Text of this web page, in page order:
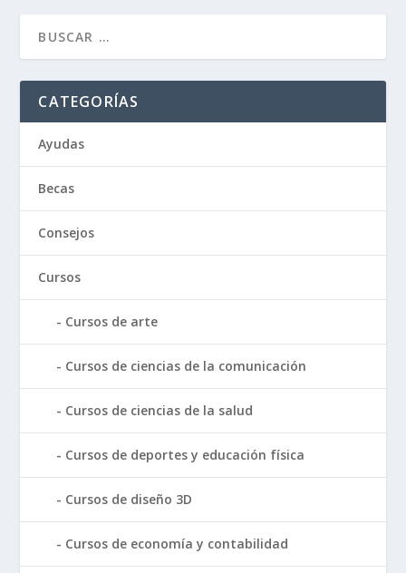
CATEGORÍAS
Ayudas
Becas
Consejos
Cursos
Cursos de arte
Cursos de ciencias de la comunicación
Cursos de ciencias de la salud
Cursos de deportes y educación física
Cursos de diseño 3D
Cursos de economía y contabilidad